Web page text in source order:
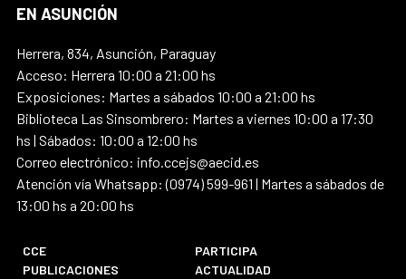
EN ASUNCIÓN
Herrera, 834, Asunción, Paraguay
Acceso: Herrera 10:00 a 21:00 hs
Exposiciones: Martes a sábados 10:00 a 21:00 hs
Biblioteca Las Sinsombrero: Martes a viernes 10:00 a 17:30
hs | Sábados: 10:00 a 12:00 hs
Correo electrónico: info.ccejs@aecid.es
Atención vía Whatsapp: (0974) 599-961 | Martes a sábados de
13:00 hs a 20:00 hs
CCE
PARTICIPA
PUBLICACIONES
ACTUALIDAD